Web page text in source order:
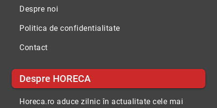
Despre noi
Politica de confidentialitate
Contact
Despre HORECA
Horeca.ro aduce zilnic în actualitate cele mai